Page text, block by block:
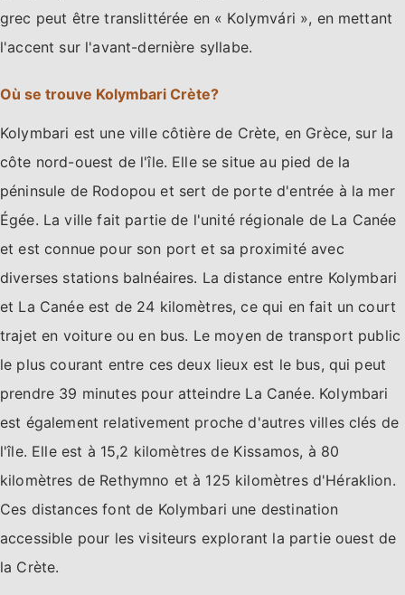
grec peut être translittérée en « Kolymvári », en mettant
l'accent sur l'avant-dernière syllabe.
Où se trouve Kolymbari Crète?
Kolymbari est une ville côtière de Crète, en Grèce, sur la
côte nord-ouest de l'île. Elle se situe au pied de la
péninsule de Rodopou et sert de porte d'entrée à la mer
Égée. La ville fait partie de l'unité régionale de La Canée
et est connue pour son port et sa proximité avec
diverses stations balnéaires. La distance entre Kolymbari
et La Canée est de 24 kilomètres, ce qui en fait un court
trajet en voiture ou en bus. Le moyen de transport public
le plus courant entre ces deux lieux est le bus, qui peut
prendre 39 minutes pour atteindre La Canée. Kolymbari
est également relativement proche d'autres villes clés de
l'île. Elle est à 15,2 kilomètres de Kissamos, à 80
kilomètres de Rethymno et à 125 kilomètres d'Héraklion.
Ces distances font de Kolymbari une destination
accessible pour les visiteurs explorant la partie ouest de
la Crète.